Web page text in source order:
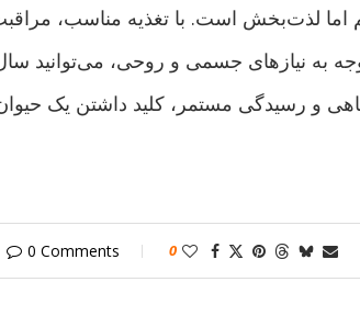
اما لذت‌بخش است. با تغذیه مناسب،
به نیازهای جسمی و روحی، می‌توانید
و رسیدگی مستمر، کلید داشتن یک
0 Comments 0